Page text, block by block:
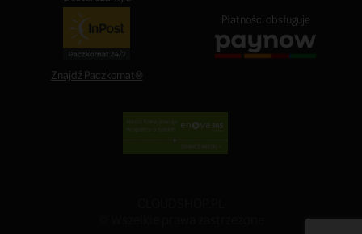
Znajdź Paczkomat®
Płatności obsługuje